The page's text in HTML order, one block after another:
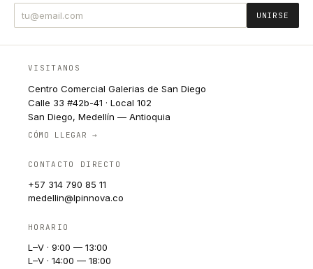
UNIRSE
VISITANOS
Centro Comercial Galerias de San Diego
Calle 33 #42b-41 · Local 102
San Diego, Medellín — Antioquia
CÓMO LLEGAR →
CONTACTO DIRECTO
+57 314 790 85 11
medellin@lpinnova.co
HORARIO
L–V · 9:00 — 13:00
L–V · 14:00 — 18:00